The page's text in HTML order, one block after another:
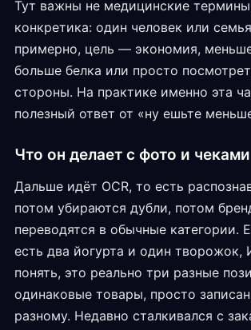
Тут важны не медицинские
конкретика: один человек или
примерно, цель — экономия,
больше белка или просто
стороны. На практике именно эта
полезный ответ от «ну ешьте
Что он делает с фото и чеками
Дальше идёт OCR, то есть
потом убираются дубли, потом
переводятся в обычные категории.
есть два йогурта и один творожок,
понять, это реально три разные
одинаковые товары, просто
разному. Недавно сталкивался с